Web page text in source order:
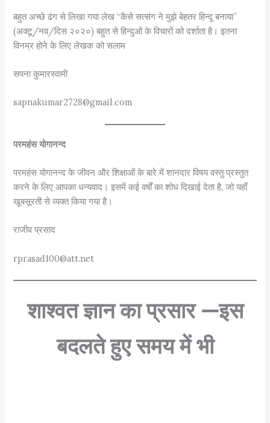
बहुत अच्छे ढंग से लिखा गया लेख “कैसे सत्संग ने मुझे बेहतर हिन्दू बनाया”
(अक्टू/नव/दिस २०२०) बहुत से हिन्दुओं के विचारों को दर्शाता है। इतना
विनम्र होने के लिए लेखक को सलाम
सपना कुमारस्वामी
sapnakumar2728@gmail.com
परमहंस योगानन्द
परमहंस योगानन्द के जीवन और शिक्षाओं के बारे में शानदार विषय वस्तु प्रस्तुत
करने के लिए आपका धन्यवाद। इसमें कई वर्षों का शोध दिखाई देता है, जो यहाँ
खूबसूरती से व्यक्त किया गया है।
राजीव प्रसाद
rprasad100@att.net
शाश्वत ज्ञान का प्रसार —इस
बदलते हुए समय में भी